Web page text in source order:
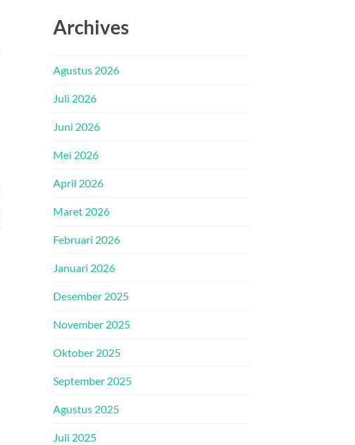
Archives
Agustus 2026
Juli 2026
Juni 2026
Mei 2026
April 2026
Maret 2026
Februari 2026
Januari 2026
Desember 2025
November 2025
Oktober 2025
September 2025
Agustus 2025
Juli 2025